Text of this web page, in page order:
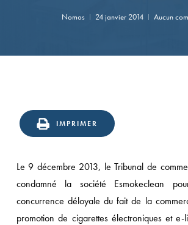
Nomos 24 janvier 2014 Aucun
IMPRIMER
Le 9 décembre 2013, le Tribunal de
condamné la société Esmokeclean
concurrence déloyale du fait de la
promotion de cigarettes électroniques et e-